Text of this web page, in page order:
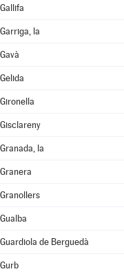
Gallifa
Garriga, la
Gavà
Gelida
Gironella
Gisclareny
Granada, la
Granera
Granollers
Gualba
Guardiola de Berguedà
Gurb